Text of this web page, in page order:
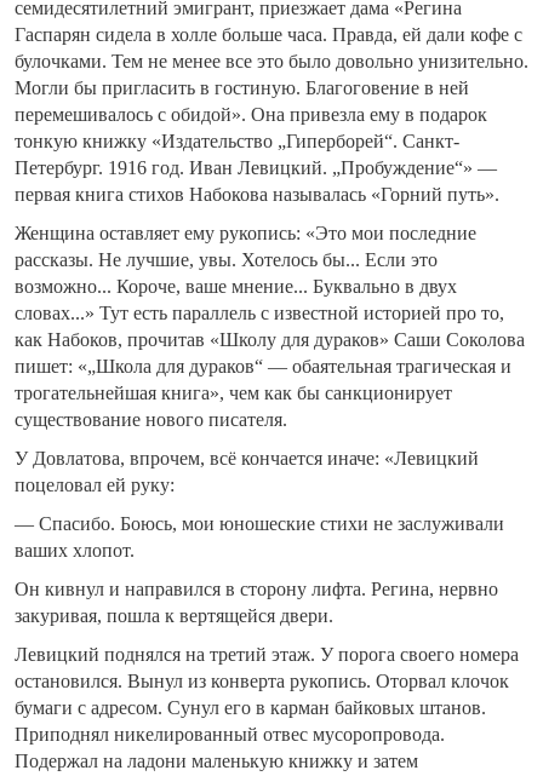
семидесятилетний эмигрант, приезжает дама «Регина
Гаспарян сидела в холле больше часа. Правда, ей дали кофе с
булочками. Тем не менее все это было довольно унизительно.
Могли бы пригласить в гостиную. Благоговение в ней
перемешивалось с обидой». Она привезла ему в подарок
тонкую книжку «Издательство „Гиперборей“. Санкт-
Петербург. 1916 год. Иван Левицкий. „Пробуждение“» —
первая книга стихов Набокова называлась «Горний путь».
Женщина оставляет ему рукопись: «Это мои последние
рассказы. Не лучшие, увы. Хотелось бы... Если это
возможно... Короче, ваше мнение... Буквально в двух
словах...» Тут есть параллель с известной историей про то,
как Набоков, прочитав «Школу для дураков» Саши Соколова
пишет: «„Школа для дураков“ — обаятельная трагическая и
трогательнейшая книга», чем как бы санкционирует
существование нового писателя.
У Довлатова, впрочем, всё кончается иначе: «Левицкий
поцеловал ей руку:
— Спасибо. Боюсь, мои юношеские стихи не заслуживали
ваших хлопот.
Он кивнул и направился в сторону лифта. Регина, нервно
закуривая, пошла к вертящейся двери.
Левицкий поднялся на третий этаж. У порога своего номера
остановился. Вынул из конверта рукопись. Оторвал клочок
бумаги с адресом. Сунул его в карман байковых штанов.
Приподнял никелированный отвес мусоропровода.
Подержал на ладони маленькую книжку и затем